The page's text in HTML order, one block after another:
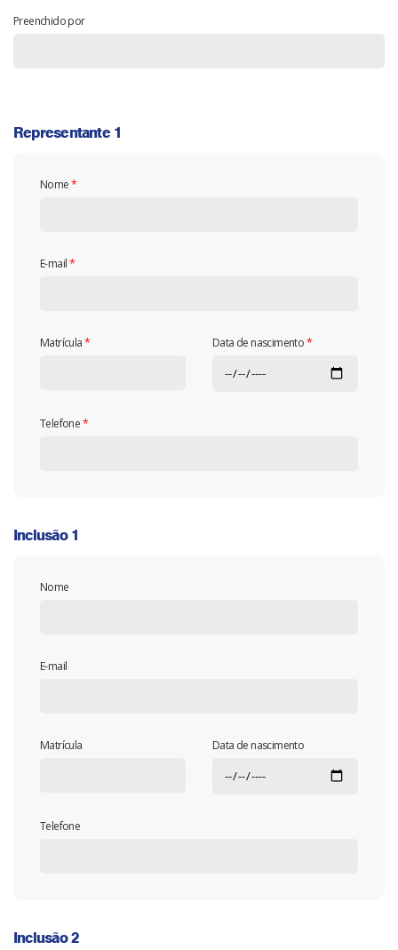
Preenchido por
Representante 1
Nome*
E-mail*
Matrícula* Data de nascimento*
Telefone*
Inclusão 1
Nome
E-mail
Matrícula Data de nascimento
Telefone
Inclusão 2